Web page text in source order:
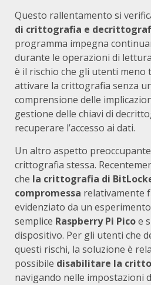
Questo rallentamento si
di crittografia e
programma impegna
durante le operazioni di
è il rischio che gli utenti meno
attivare la crittografia senza
comprensione delle
gestione delle chiavi di
recuperare l’accesso ai dati.
Un altro aspetto
crittografia stessa.
che la crittografia di
compromessa relativamente
evidenziato da un
semplice Raspberry Pi Picoe
dispositivo. Per gli utenti che
questi rischi, la soluzione è
possibile disabilitare la
navigando nelle impostazioni